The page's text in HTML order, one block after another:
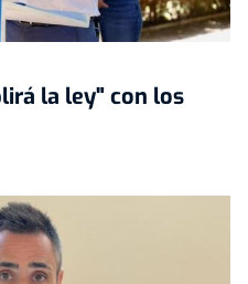
la ley" con los